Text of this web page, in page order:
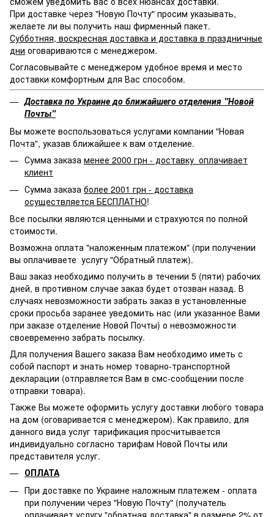
При доставке через "Новую Почту" просим указывать,
желаете ли вы получить наш фирменный пакет.
Субботняя, воскресная доставка и доставка в праздничные
дни оговариваются с менеджером.
Согласовывайте с менеджером удобное время и место
доставки комфортным для Вас способом.
Доставка по Украине до ближайшего отделения "Новой
Почты"
Вы можете воспользоваться услугами компании "Новая
Почта", указав ближайшее к вам отделение.
Сумма заказа менее 2000 грн - доставку оплачивает
клиент
Сумма заказа более 2001 грн - доставка
осуществляется БЕСПЛАТНО!
Все посылки являются ценными и страхуются по полной
стоимости.
Возможна оплата "наложенным платежом" (при получении
вы оплачиваете услугу "Обратный платеж).
Ваш заказ необходимо получить в течении 5 (пяти) рабочих
дней, в противном случае заказ будет отозван назад. В
случаях невозможности забрать заказ в установленные
сроки просьба заранее уведомить нас (или указанное Вами
при заказе отделение Новой Почты) о невозможности
своевременно забрать посылку.
Для получения Вашего заказа Вам необходимо иметь с
собой паспорт и знать номер товарно-транспортной
декларации (отправляется Вам в смс-сообщении после
отправки товара).
Также Вы можете оформить услугу доставки любого товара
на дом (оговаривается с менеджером). Как правило, для
данного вида услуг тарификация просчитывается
индивидуально согласно тарифам Новой Почты или
представителя услуг.
ОПЛАТА
При доставке по Украине наложным платежем - оплата
при получении через "Новую Почту" (получатель
оплачивает услугу "обратная доставка" в размере 2% от